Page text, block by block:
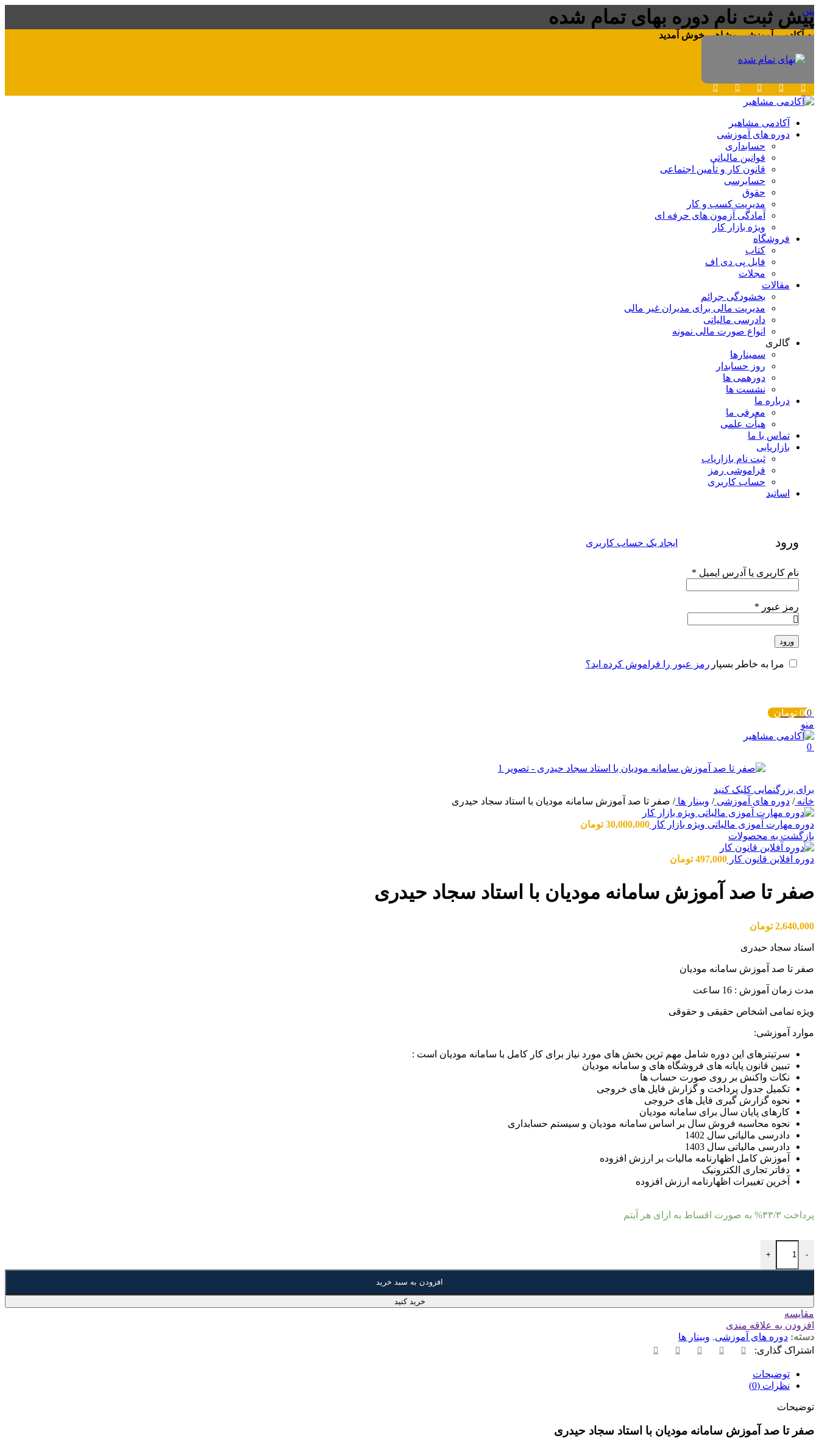
پیش ثبت نام دوره بهای تمام شده
به آکادمی آموزشی مشاهیر خوش آمدید
ورود به کلاس
آکادمی مشاهیر
دوره های آموزشی
حسابداری
قوانین مالیاتی
قانون کار و تأمین اجتماعی
حسابرسی
حقوق
مدیریت کسب و کار
آمادگی آزمون های حرفه ای
ویژه بازار کار
فروشگاه
کتاب
فایل پی دی اف
مجلات
مقالات
بخشودگی جرائم
مدیریت مالی برای مدیران غیر مالی
دادرسی مالیاتی
انواع صورت مالی نمونه
گالری
سمینارها
روز حسابدار
دورهمی ها
نشست ها
درباره ما
معرفی ما
هیأت علمی
تماس با ما
بازاریابی
ثبت نام بازاریاب
فراموشی رمز
حساب کاربری
اساتید
ورود ایجاد یک حساب کاربری
نام کاربری یا آدرس ایمیل *
رمز عبور *
ورود
رمز عبور را فراموش کرده اید؟ مرا به خاطر بسپار
0
0 تومان
منو
0
برای بزرگنمایی کلیک کنید
خانه/ دوره های آموزشی/ وبینار ها/ صفر تا صد آموزش سامانه مودیان با استاد سجاد حیدری
دوره مهارت آموزی مالیاتی ویژه بازار کار 30,000,000 تومان
بازگشت به محصولات
دوره آفلاین قانون کار 497,000 تومان
صفر تا صد آموزش سامانه مودیان با استاد سجاد حیدری
2,640,000 تومان
استاد سجاد حیدری
صفر تا صد آموزش سامانه مودیان
مدت زمان آموزش : 16 ساعت
ویژه تمامی اشخاص حقیقی و حقوقی
موارد آموزشی:
سرتیترهای این دوره شامل مهم‌ ترین بخش‌ های مورد نیاز برای کار کامل با سامانه مودیان است :
تبیین قانون پایانه های فروشگاه های و سامانه مودیان
نکات واکنش بر روی صورت حساب ها
تکمیل جدول پرداخت و گزارش فایل های خروجی
نحوه گزارش گیری فایل های خروجی
کارهای پایان سال برای سامانه مودیان
نحوه محاسبه فروش سال بر اساس سامانه مودیان و سیستم حسابداری
دادرسی مالیاتی سال 1402
دادرسی مالیاتی سال 1403
آموزش کامل اظهارنامه مالیات بر ارزش افزوده
دفاتر تجاری الکترونیک
آخرین تغییرات اظهارنامه ارزش افزوده
پرداخت ۳۳/۳% به صورت اقساط به ازای هر آیتم
-
+
افزودن به سبد خرید
خرید کنید
مقايسه
افزودن به علاقه مندی
دسته: دوره های آموزشی, وبینار ها
اشتراک گذاری:
توضیحات
نظرات (0)
توضیحات
صفر تا صد آموزش سامانه مودیان با استاد سجاد حیدری